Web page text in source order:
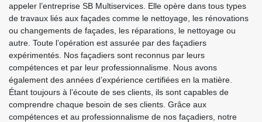
appeler l’entreprise SB Multiservices. Elle opère dans tous types
de travaux liés aux façades comme le nettoyage, les rénovations
ou changements de façades, les réparations, le nettoyage ou
autre. Toute l’opération est assurée par des façadiers
expérimentés. Nos façadiers sont reconnus par leurs
compétences et par leur professionnalisme. Nous avons
également des années d’expérience certifiées en la matière.
Étant toujours à l’écoute de ses clients, ils sont capables de
comprendre chaque besoin de ses clients. Grâce aux
compétences et au professionnalisme de nos façadiers, notre